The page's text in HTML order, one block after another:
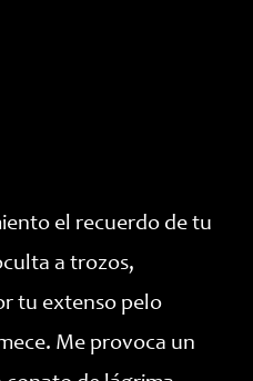
el recuerdo de tu
a trozos,
tu extenso pelo
Me provoca un